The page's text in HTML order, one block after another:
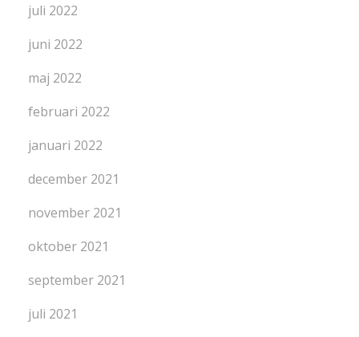
juli 2022
juni 2022
maj 2022
februari 2022
januari 2022
december 2021
november 2021
oktober 2021
september 2021
juli 2021